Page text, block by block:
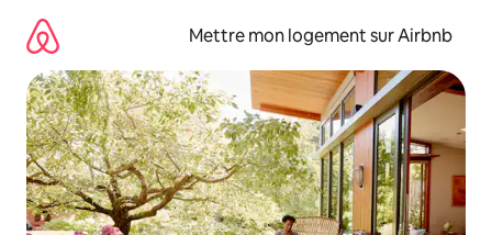
directement
contenu
Mettre mon logement sur Airbnb